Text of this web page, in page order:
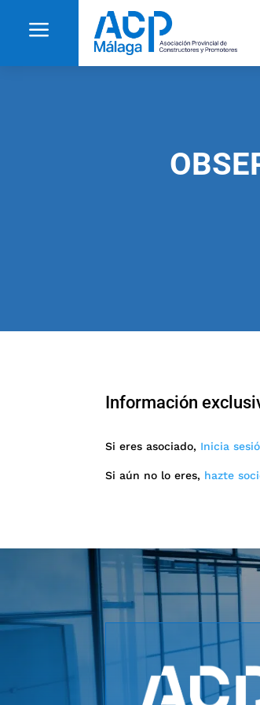
a
Información
Si eres asociado, Inicia
Si aún no lo eres, hazte